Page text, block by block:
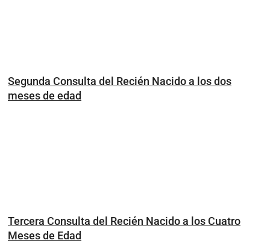
Segunda Consulta del Recién Nacido a los dos
meses de edad
Tercera Consulta del Recién Nacido a los Cuatro
Meses de Edad